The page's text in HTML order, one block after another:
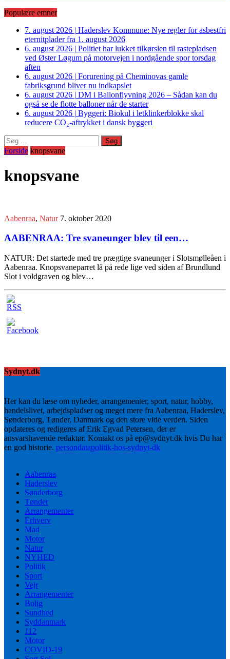
Populære emner
7. august 2026 | Haderslev Kommune: Nye regler for asbestfri
eternitplader fra 1. august 2026
6. august 2026 | Politiet har lukket tilkørslen til rastepladsen
ved Øster Løgum på motorvejen i nordgående spor torsdag
aften
6. august 2026 | Forurening på Cheminovas gamle
fabriksgrund bliver nu indkapslet
6. august 2026 | DM i Ballonflyvning 2026 – Sådan kan du
også se de flotte balloner når de starter
6. august 2026 | Byggeri: Biokul i letklinkerblokke skal
reducere CO₂-aftrykket i dansk byggeri
Søg
efter:
Forside knopsvane
knopsvane
Aabenraa, Natur 7. oktober 2020
AABENRAA: Tre svaneunger blev til een…
NATUR: Det startede med tre prægtige svaneunger i Slotsmølleåen i
Aabenraa. Knopsvaneparret lå på rede lige ved siden af Brundlund
Slot i voldgraven og blev…
Sydnyt.dk
Her kan du læse om nyheder, arrangementer, sport, natur, hobby,
handelslivet, arbejdspladser og meget mere fra Aabenraa, Haderslev,
Sønderborg, Tønder, Danmark og den store vide verden. Siden
opdateres og redigeres af Erik Egvad Petersen, der er
ansvarshavende redaktør. Kontakt os på ep@sydnyt.dk hvis Du har
en god historie. persondatapolitik-hos-sydnyt-dk
Aabenraa
Haderslev
Sønderborg
Tønder
Arrangementer
Erhverv
Mad
Motor
Natur
NYHED
Politik
Sport
Vejr
Arrangementer
Bolig
Sundhed
Syddanmark
112
Motor
COVID-19